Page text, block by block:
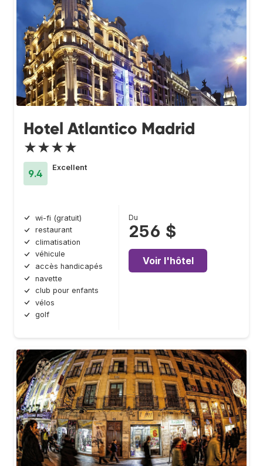
Hotel Atlantico Madrid
★★★★
9.4
Excellent
wi-fi (gratuit)
restaurant
climatisation
véhicule
accès handicapés
navette
club pour enfants
vélos
golf
Du
256 $
Voir l'hôtel